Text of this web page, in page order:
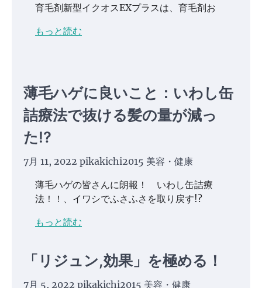
育毛剤新型イクオスEXプラスは、育毛剤お
もっと読む
薄毛ハゲに良いこと：いわし缶
詰療法で抜ける髪の量が減っ
た!?
7月 11, 2022 pikakichi2015 美容・健康
薄毛ハゲの皆さんに朗報！ いわし缶詰療
法！！、イワシでふさふさを取り戻す!?
もっと読む
「リジュン,効果」を極める！
7月 5, 2022 pikakichi2015 美容・健康